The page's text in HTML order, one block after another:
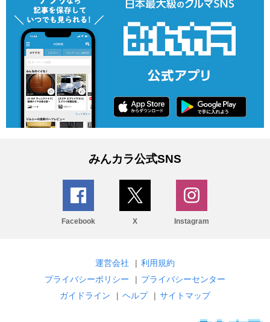
みんカラ公式SNS
Facebook X Instagram
運営会社 | 利用規約
プライバシーポリシー
| プライバシーセンター
ガイドライン
| ヘルプ | サイトマップ